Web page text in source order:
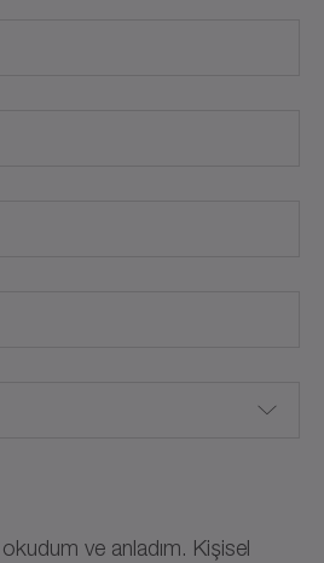
ve anladım. Kişisel